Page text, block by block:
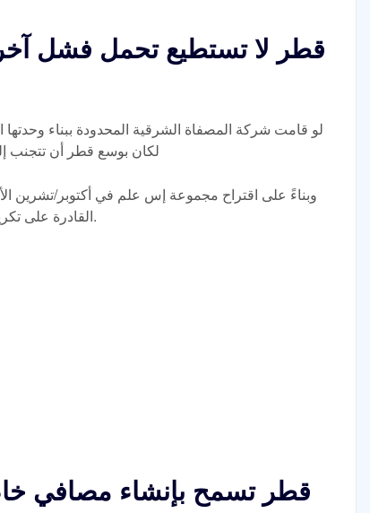
قطر لا تستطيع تحمل فشل
لو قامت شركة المصفاة الشرقية المحدودة ببناء
لكان بوسع قطر أن تتجنب
وبناءً على اقتراح مجموعة إس علم في أكتوبر/تشرين
القادرة على تكرير ما يصل إلى 5 ملايين طن من النفط البترولي.
قطر تسمح بإنشاء مصافي